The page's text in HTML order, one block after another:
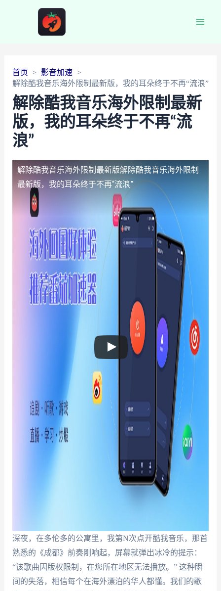
首页
影音加速
解除酷我音乐海外限制最新版，我的耳朵终于不再“流浪”
解除酷我音乐海外限制最新
版，我的耳朵终于不再“流
浪”
解除酷我音乐海外限制最新版解除酷我音乐海外限制
最新版，我的耳朵终于不再“流浪”
深夜，在多伦多的公寓里，我第N次点开酷我音乐，那首
熟悉的《成都》前奏刚响起，屏幕就弹出冰冷的提示：
“该歌曲因版权限制，在您所在地区无法播放。” 这种瞬
间的失落，相信每个在海外漂泊的华人都懂。我们的歌